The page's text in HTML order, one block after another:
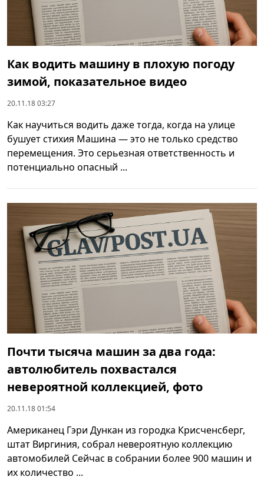
Как водить машину в плохую погоду
зимой, показательное видео
20.11.18 03:27
Как научиться водить даже тогда, когда на улице
бушует стихия Машина — это не только средство
перемещения. Это серьезная ответственность и
потенциально опасный ...
Почти тысяча машин за два года:
автолюбитель похвастался
невероятной коллекцией, фото
20.11.18 01:54
Американец Гэри Дункан из городка Крисченсберг,
штат Виргиния, собрал невероятную коллекцию
автомобилей Сейчас в собрании более 900 машин и
их количество ...